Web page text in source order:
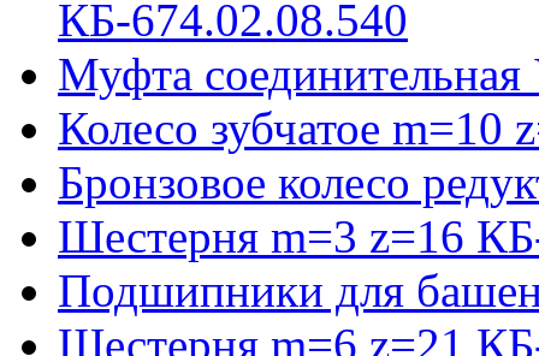
КБ-674.02.08.540
Муфта соединительная
Колесо зубчатое
Бронзовое колесо
Шестерня m=3 z=16
Подшипники для
Шестерня m=6 z=21